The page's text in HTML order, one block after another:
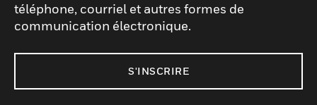
téléphone, courriel et autres formes de
communication électronique.
S'INSCRIRE